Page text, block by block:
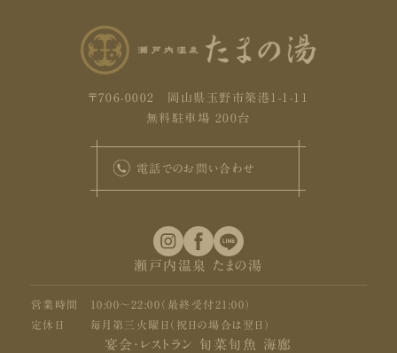
〒706-0002 岡山県玉野市築港1-1-11
無料駐車場 200台
電話でのお問い合わせ
瀬戸内温泉 たまの湯
営業時間
10:00〜22:00（最終受付21:00）
定休日
毎月第三火曜日（祝日の場合は翌日）
宴会・レストラン 旬菜旬魚 海廊